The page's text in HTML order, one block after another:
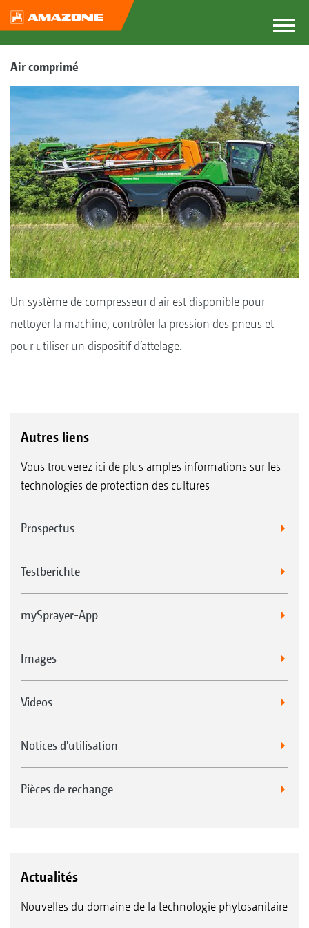
Air comprimé
Un système de compresseur d'air est disponible pour
nettoyer la machine, contrôler la pression des pneus et
pour utiliser un dispositif d’attelage.
Autres liens
Vous trouverez ici de plus amples informations sur les
technologies de protection des cultures
Prospectus
Testberichte
mySprayer-App
Images
Videos
Notices d'utilisation
Pièces de rechange
Actualités
Nouvelles du domaine de la technologie phytosanitaire